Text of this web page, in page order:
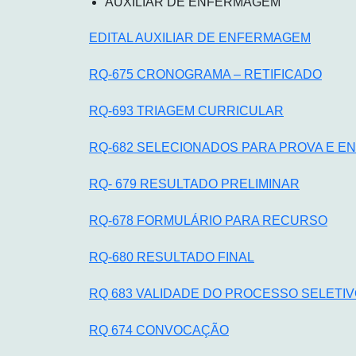
EDITAL AUXILIAR DE ENFERMAGEM
RQ-675 CRONOGRAMA – RETIFICADO
RQ-693 TRIAGEM CURRICULAR
RQ-682 SELECIONADOS PARA PROVA E
RQ- 679 RESULTADO PRELIMINAR
RQ-678 FORMULÁRIO PARA RECURSO
RQ-680 RESULTADO FINAL
RQ 683 VALIDADE DO PROCESSO
RQ 674 CONVOCAÇÃO